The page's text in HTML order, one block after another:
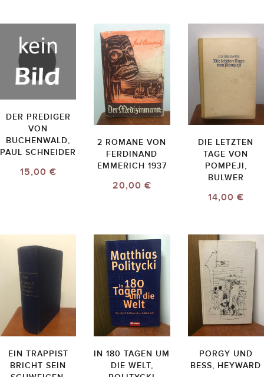
DER PREDIGER
VON
BUCHENWALD,
PAUL SCHNEIDER
15,00 €
2 ROMANE VON
FERDINAND
EMMERICH 1937
20,00 €
DIE LETZTEN
TAGE VON
POMPEJI,
BULWER
14,00 €
EIN TRAPPIST
BRICHT SEIN
IN 180 TAGEN UM
DIE WELT,
PORGY UND
BESS, HEYWARD